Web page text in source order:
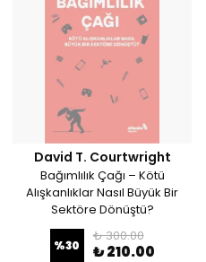
David T. Courtwright
Bağımlılık Çağı – Kötü
Alışkanlıklar Nasıl Büyük Bir
Sektöre Dönüştü?
%30
₺ 300.00
₺ 210.00